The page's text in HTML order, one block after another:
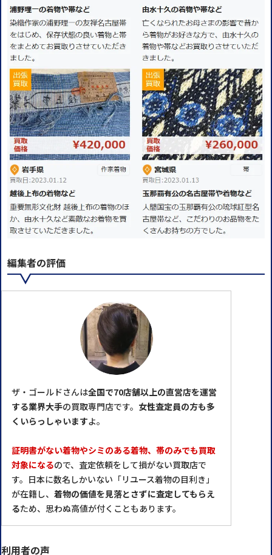
編集者の評価
ザ・ゴールドさんは全国で70店舗以上の直営店を運営
する業界大手の買取専門店です。 女性査定員の方も多
くいらっしゃいますよ。
証明書がない着物やシミのある着物、帯のみでも買取
対象になるので、査定依頼をして損がない買取店で
す。日本に数名しかいない「リユース着物の目利き」
が在籍し、 着物の価値を見落とさずに査定してもらえ
るため、思わぬ高値が付くこともあります。
利用者の声